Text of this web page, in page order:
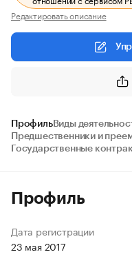
Редактировать описание
ПрофильВиды
Предшественники и
Государственные
Профиль
Дата регистрации
23 мая 2017